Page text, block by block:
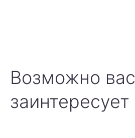
Возможно вас
заинтересует